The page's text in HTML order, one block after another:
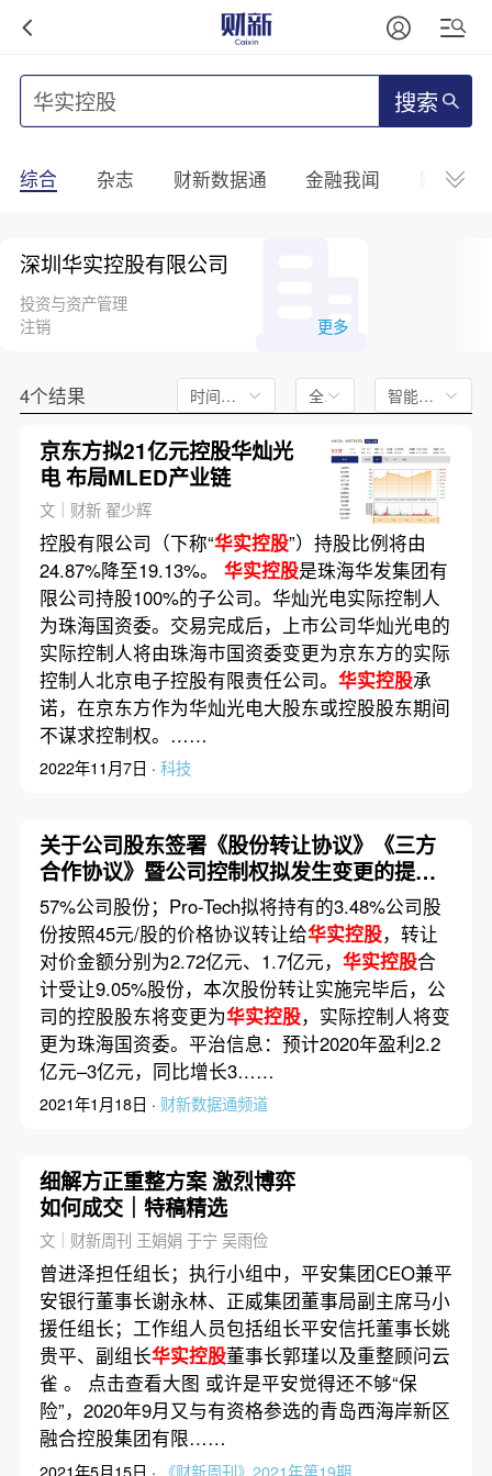
搜索
综合 杂志 财新数据通 金融我闻 财新
深圳华实控股有限公司
投资与资产管理
注销
更多
4个结果 时间不限 全文 智能排序
京东方拟21亿元控股华灿光
电 布局MLED产业链
文｜财新 翟少辉
控股有限公司（下称“华实控股”）持股比例将由
24.87%降至19.13%。 华实控股是珠海华发集团有
限公司持股100%的子公司。华灿光电实际控制人
为珠海国资委。交易完成后，上市公司华灿光电的
实际控制人将由珠海市国资委变更为京东方的实际
控制人北京电子控股有限责任公司。 华实控股承
诺，在京东方作为华灿光电大股东或控股股东期间
不谋求控制权。……
2022年11月7日 · 科技
关于公司股东签署《股份转让协议》《三方
合作协议》暨公司控制权拟发生变更的提示
性公告
57%公司股份；Pro-Tech拟将持有的3.48%公司股
份按照45元/股的价格协议转让给华实控股，转让
对价金额分别为2.72亿元、1.7亿元， 华实控股合
计受让9.05%股份，本次股份转让实施完毕后，公
司的控股股东将变更为华实控股，实际控制人将变
更为珠海国资委。平治信息：预计2020年盈利2.2
亿元–3亿元，同比增长3……
2021年1月18日 · 财新数据通频道
细解方正重整方案 激烈博弈
如何成交｜特稿精选
文｜财新周刊 王娟娟 于宁 吴雨俭
曾进泽担任组长；执行小组中，平安集团CEO兼平
安银行董事长谢永林、正威集团董事局副主席马小
援任组长；工作组人员包括组长平安信托董事长姚
贵平、副组长华实控股董事长郭瑾以及重整顾问云
雀 。 点击查看大图 或许是平安觉得还不够“保
险”，2020年9月又与有资格参选的青岛西海岸新区
融合控股集团有限……
2021年5月15日 · 《财新周刊》2021年第19期